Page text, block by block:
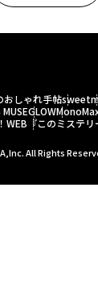
おしゃれ手帖sweet
GLOW
WEB 『このミステ
All Rights